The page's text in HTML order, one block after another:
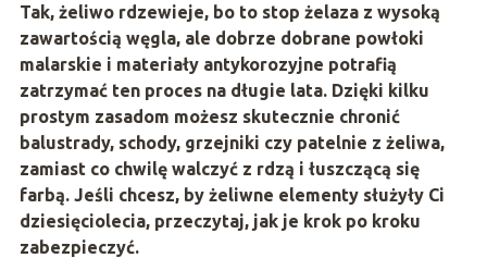
Tak, żeliwo rdzewieje, bo to stop żelaza z wysoką
zawartością węgla, ale dobrze dobrane powłoki
malarskie i materiały antykorozyjne potrafią
zatrzymać ten proces na długie lata. Dzięki kilku
prostym zasadom możesz skutecznie chronić
balustrady, schody, grzejniki czy patelnie z żeliwa,
zamiast co chwilę walczyć z rdzą i łuszczącą się
farbą. Jeśli chcesz, by żeliwne elementy służyły Ci
dziesięciolecia, przeczytaj, jak je krok po kroku
zabezpieczyć.